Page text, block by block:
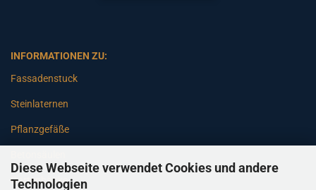
Diese Webseite verwendet Cookies und andere
Technologien
INFORMATIONEN ZU:
Fassadenstuck
Steinlaternen
Pflanzgefäße
Gartenbänke